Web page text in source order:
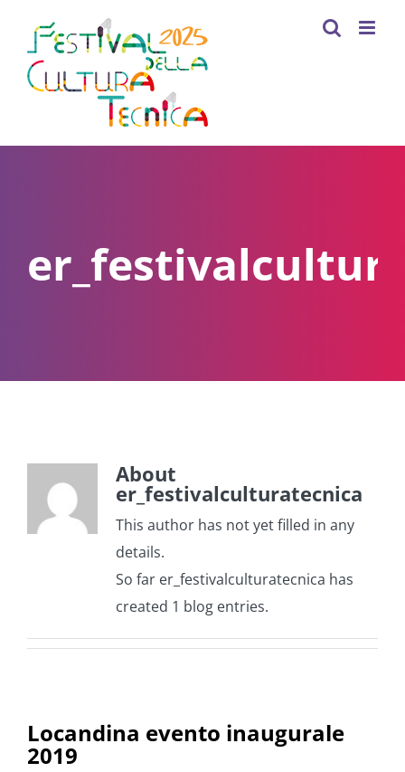
content
About
er_festivalculturatecnica
This author has not yet filled in any
details.
So far er_festivalculturatecnica has
created 1 blog entries.
Locandina evento inaugurale
2019